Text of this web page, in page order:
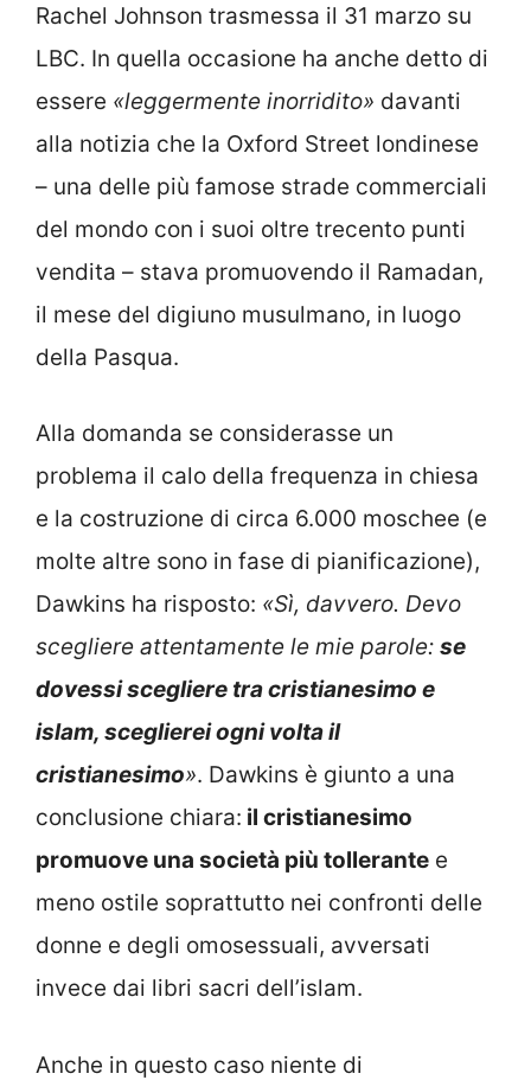
Rachel Johnson trasmessa il 31 marzo su
LBC. In quella occasione ha anche detto di
essere «leggermente inorridito» davanti
alla notizia che la Oxford Street londinese
– una delle più famose strade commerciali
del mondo con i suoi oltre trecento punti
vendita – stava promuovendo il Ramadan,
il mese del digiuno musulmano, in luogo
della Pasqua.
Alla domanda se considerasse un
problema il calo della frequenza in chiesa
e la costruzione di circa 6.000 moschee (e
molte altre sono in fase di pianificazione),
Dawkins ha risposto: «Sì, davvero. Devo
scegliere attentamente le mie parole: se
dovessi scegliere tra cristianesimo e
islam, sceglierei ogni volta il
cristianesimo». Dawkins è giunto a una
conclusione chiara: il cristianesimo
promuove una società più tollerante e
meno ostile soprattutto nei confronti delle
donne e degli omosessuali, avversati
invece dai libri sacri dell’islam.
Anche in questo caso niente di